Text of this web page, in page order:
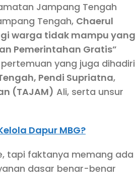
Jampang Tengah
Tengah, Chaerul
warga tidak mampu yang
Pemerintahan Gratis”
yang juga dihadiri
Pendi Supriatna,
(TAJAM) Ali, serta unsur
Dapur MBG?
tapi faktanya memang ada
dasar benar-benar